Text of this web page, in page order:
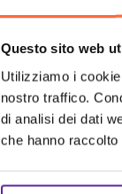
Questo sito web
Utilizziamo i
nostro traffico.
di analisi dei dati
che hanno